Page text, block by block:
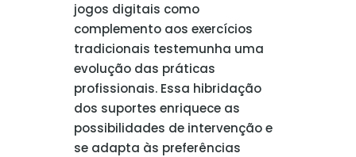
jogos digitais como
complemento aos exercícios
tradicionais testemunha uma
evolução das práticas
profissionais. Essa hibridação
dos suportes enriquece as
possibilidades de intervenção e
se adapta às preferências